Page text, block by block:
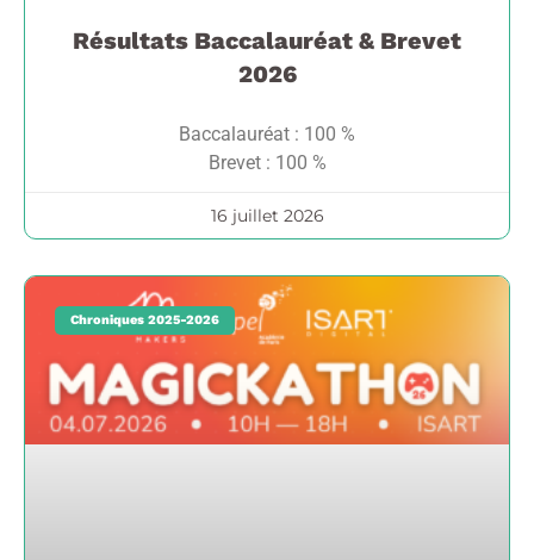
Résultats Baccalauréat & Brevet
2026
Baccalauréat : 100 %
Brevet : 100 %
16 juillet 2026
Chroniques 2025-2026